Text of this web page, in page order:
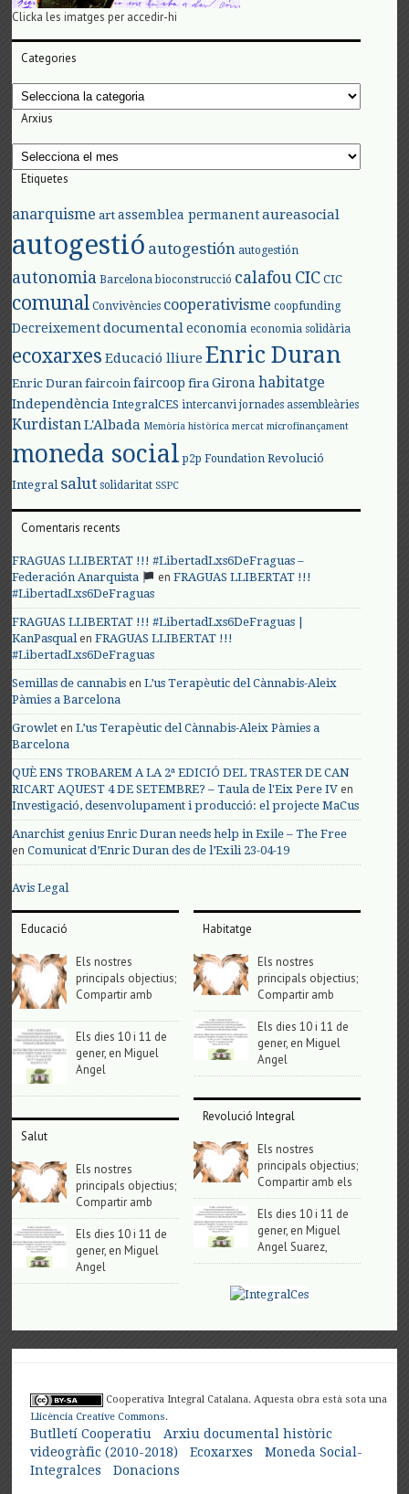
Clicka les imatges per accedir-hi
Categories
Categories
Arxius
Arxius
Etiquetes
anarquisme art assemblea permanent aureasocial
autogestió autogestión autogestión
autonomia Barcelona bioconstrucció calafouCIC CIC
comunal Convivències cooperativisme coopfunding
Decreixement documental economia economia solidària
ecoxarxes Educació lliure Enric Duran
Enric Duran faircoin faircoop fira Girona habitatge
Independència IntegralCES intercanvi jornades assembleàries
KurdistanL'Albada Memòria històrica mercat microfinançament
moneda social p2p Foundation Revolució
Integral salut solidaritat SSPC
Comentaris recents
FRAGUAS LLIBERTAT !!! #LibertadLxs6DeFraguas –
Federación Anarquista
enFRAGUAS LLIBERTAT !!!
#LibertadLxs6DeFraguas
FRAGUAS LLIBERTAT !!! #LibertadLxs6DeFraguas |
KanPasqualenFRAGUAS LLIBERTAT !!!
#LibertadLxs6DeFraguas
Semillas de cannabis enL’us Terapèutic del Cànnabis-Aleix
Pàmies a Barcelona
Growlet enL’us Terapèutic del Cànnabis-Aleix Pàmies a
Barcelona
QUÈ ENS TROBAREM A LA 2ª EDICIÓ DEL TRASTER DE CAN
RICART AQUEST 4 DE SETEMBRE? – Taula de l'Eix Pere IV en
Investigació, desenvolupament i producció: el projecte MaCus
Anarchist genius Enric Duran needs help in Exile – The Free
enComunicat d’Enric Duran des de l’Exili 23-04-19
Avis Legal
Educació
Els nostres
principals objectius;
Compartir amb
Els dies 10 i 11 de
gener, en Miguel
Angel
Salut
Els nostres
principals objectius;
Compartir amb
Els dies 10 i 11 de
gener, en Miguel
Angel
Habitatge
Els nostres
principals objectius;
Compartir amb
Els dies 10 i 11 de
gener, en Miguel
Angel
Revolució Integral
Els nostres
principals objectius;
Compartir amb els
Els dies 10 i 11 de
gener, en Miguel
Angel Suarez,
Cooperativa Integral Catalana. Aquesta obra està sota una
Llicència Creative Commons.
Butlletí Cooperatiu
Arxiu documental històric
videogràfic (2010-2018)
Ecoxarxes
Moneda Social-
Integralces
Donacions